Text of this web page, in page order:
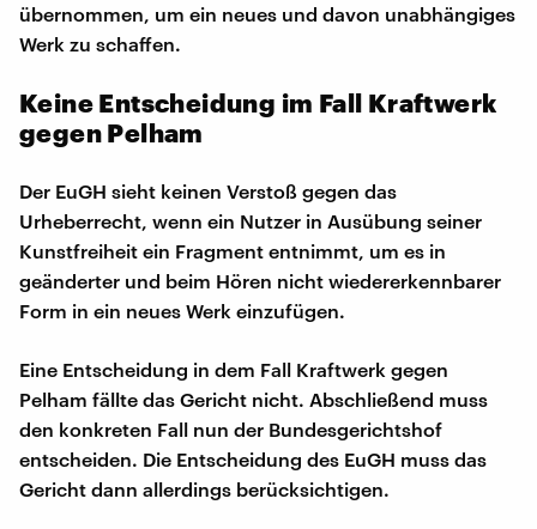
übernommen, um ein neues und davon unabhängiges
Werk zu schaffen.
Keine Entscheidung im Fall Kraftwerk
gegen Pelham
Der EuGH sieht keinen Verstoß gegen das
Urheberrecht, wenn ein Nutzer in Ausübung seiner
Kunstfreiheit ein Fragment entnimmt, um es in
geänderter und beim Hören nicht wiedererkennbarer
Form in ein neues Werk einzufügen.
Eine Entscheidung in dem Fall Kraftwerk gegen
Pelham fällte das Gericht nicht. Abschließend muss
den konkreten Fall nun der Bundesgerichtshof
entscheiden. Die Entscheidung des EuGH muss das
Gericht dann allerdings berücksichtigen.